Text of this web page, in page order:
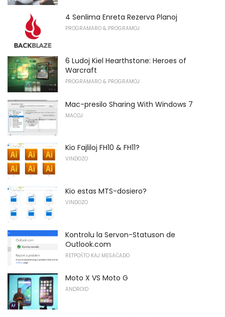
4 Senlima Enreta Rezerva Planoj
PROGRAMARO & PROGRAMOJ
6 Ludoj Kiel Hearthstone: Heroes of
Warcraft
PROGRAMARO & PROGRAMOJ
Mac-presilo Sharing With Windows 7
MACOJ
Kio Fajliloj FH10 & FH11?
VINDOZO
Kio estas MTS-dosiero?
VINDOZO
Kontrolu la Servon-Statuson de
Outlook.com
RETPOŜTO KAJ MESAĜADO
Moto X VS Moto G
ANDROID